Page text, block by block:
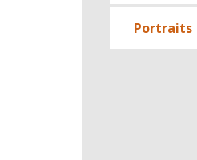
Portraits